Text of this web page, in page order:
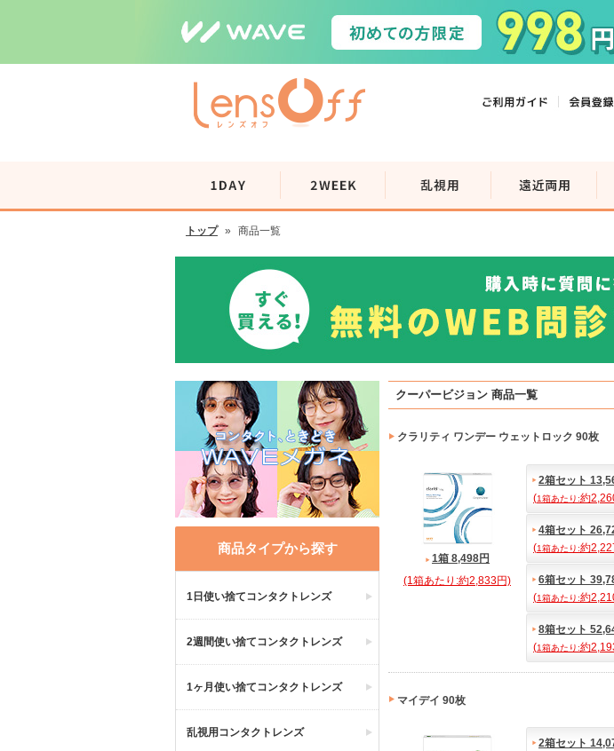
トップ » 商品一覧
商品タイプから探す
1日使い捨てコンタクトレンズ
2週間使い捨てコンタクトレンズ
1ヶ月使い捨てコンタクトレンズ
乱視用コンタクトレンズ
クーパービジョン 商品一覧
クラリティ ワンデー ウェットロック 90枚
1箱 8,498円
(1箱あたり:約2,833円)
2箱セット
(1箱あたり:約
4箱セット
(1箱あたり:約
6箱セット
(1箱あたり:約
8箱セット
(1箱あたり:約
マイデイ 90枚
2箱セット